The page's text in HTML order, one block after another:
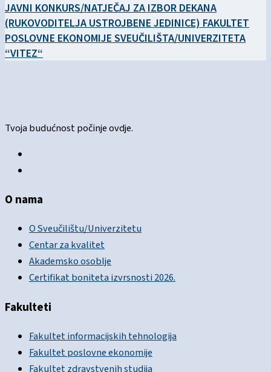
JAVNI KONKURS/NATJEČAJ ZA IZBOR DEKANA
(RUKOVODITELJA USTROJBENE JEDINICE) FAKULTET
POSLOVNE EKONOMIJE SVEUČILIŠTA/UNIVERZITETA
“VITEZ“
Tvoja budućnost počinje ovdje.
O nama
O Sveučilištu/Univerzitetu
Centar za kvalitet
Akademsko osoblje
Certifikat boniteta izvrsnosti 2026.
Fakulteti
Fakultet informacijskih tehnologija
Fakultet poslovne ekonomije
Fakultet zdravstvenih studija